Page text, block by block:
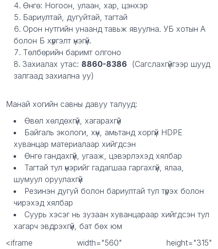
Өнгө: Ногоон, улаан, хар, цэнхэр
Бариултай, дугуйтай, тагтай
Орон нутгийн унаанд тавьж явуулна. УБ хотын А
болон Б хүргэлт үнэгүй.
Төлбөрийн баримт олгоно
Захиалах утас: 8860-8386
(Сагслахгүйгээр шууд
залгаад захиална уу)
Манай хогийн савны давуу талууд:
Өвөл хөлдөхгүй, хагарахгүй
Байгаль экологи, хүн, амьтанд хоргүй HDPE
хуванцар материалаар хийгдсэн
Өнгө гандахгүй, угааж, цэвэрлэхэд хялбар
Тагтай тул үнэрийг гадагшаа гаргахгүй, ялаа,
шумуул оруулахгүй
Резинэн дугуй болон бариултай тул түрэх болон
чирэхэд хялбар
Суурь хэсэг нь зузаан хуванцараар хийгдсэн тул
хагарч эвдрэхгүй, бат бөх юм
<iframe width="560" height="315"